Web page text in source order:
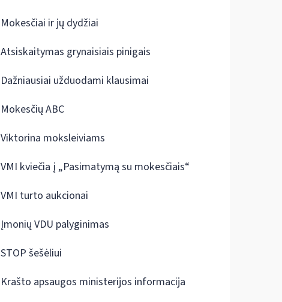
Mokesčiai ir jų dydžiai
Atsiskaitymas grynaisiais pinigais
Dažniausiai užduodami klausimai
Mokesčių ABC
Viktorina moksleiviams
VMI kviečia į „Pasimatymą su mokesčiais“
VMI turto aukcionai
Įmonių VDU palyginimas
STOP šešėliui
Krašto apsaugos ministerijos informacija